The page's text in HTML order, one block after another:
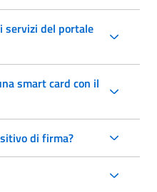
servizi del portale
smart card con il
di firma?